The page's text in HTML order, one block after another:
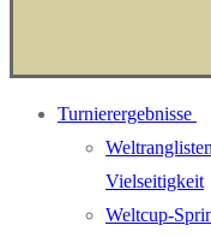
Turnierergebnisse
Vielseitigkeit
Weltcup-